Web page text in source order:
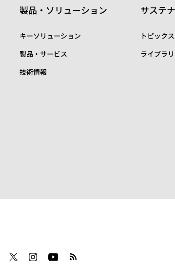
製品・ソリューション
キーソリューション
製品・サービス
技術情報
サステ
トピックス
ライブラリ